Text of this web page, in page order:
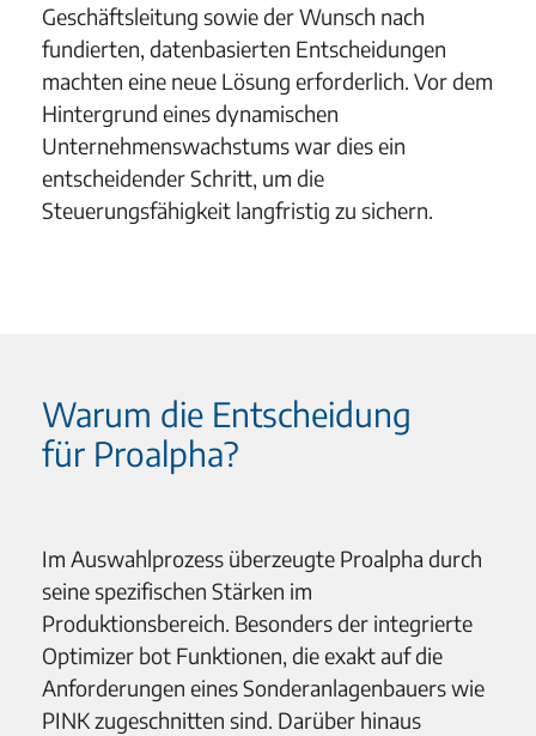
Geschäftsleitung sowie der Wunsch nach
fundierten, datenbasierten Entscheidungen
machten eine neue Lösung erforderlich. Vor dem
Hintergrund eines dynamischen
Unternehmenswachstums war dies ein
entscheidender Schritt, um die
Steuerungsfähigkeit langfristig zu sichern.
Warum die Entscheidung
für Proalpha?
Im Auswahlprozess überzeugte Proalpha durch
seine spezifischen Stärken im
Produktionsbereich. Besonders der integrierte
Optimizer bot Funktionen, die exakt auf die
Anforderungen eines Sonderanlagenbauers wie
PINK zugeschnitten sind. Darüber hinaus